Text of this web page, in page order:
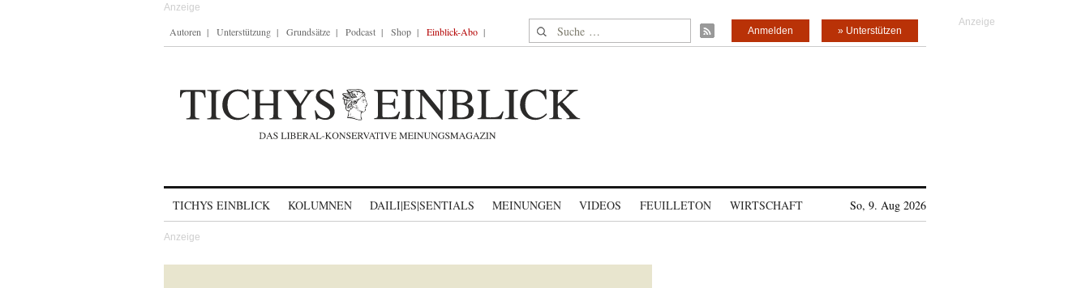
Autoren Unterstützung Grundsätze Podcast Shop Einblick-Abo Suche nach: » Unterstützen
Anmelden
TICHYS EINBLICK KOLUMNEN DAILI|ES|SENTIALS MEINUNGEN VIDEOS FEUILLETON WIRTSCHAFT So, 9. Aug 2026